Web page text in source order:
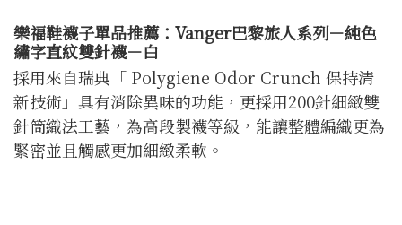
樂福鞋襪子單品推薦：Vanger巴黎旅人系列－純色
繡字直紋雙針襪－白
採用來自瑞典「 Polygiene Odor Crunch 保持清
新技術」具有消除異味的功能，更採用200針細緻雙
針筒織法工藝，為高段製襪等級，能讓整體編織更為
緊密並且觸感更加細緻柔軟。